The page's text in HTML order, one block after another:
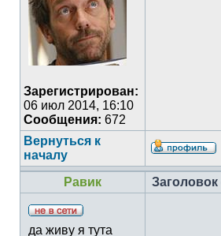
Зарегистрирован:
06 июл 2014, 16:10
Сообщения: 672
Вернуться к
началу
Равик
да живу я тута